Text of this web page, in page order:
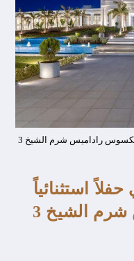
إنريكيه إغليسياس يحيي حفلاً استثنائياً في ريكسوس راداميس شرم الشيخ 3
استثنائياً
في ريكسوس راداميس شرم الشيخ 3